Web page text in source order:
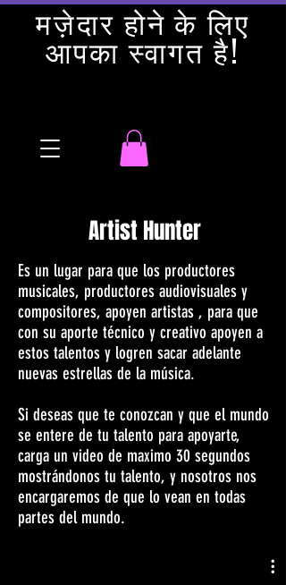
मज़ेदार होने के लिए
आपका स्वागत है!
Artist Hunter
Es un lugar para que los productores
musicales, productores audiovisuales y
compositores, apoyen artistas , para que
con su aporte técnico y creativo apoyen a
estos talentos y logren sacar adelante
nuevas estrellas de la música.
Si deseas que te conozcan y que el mundo
se entere de tu talento para apoyarte,
carga un video de maximo 30 segundos
mostrándonos tu talento, y nosotros nos
encargaremos de que lo vean en todas
partes del mundo.